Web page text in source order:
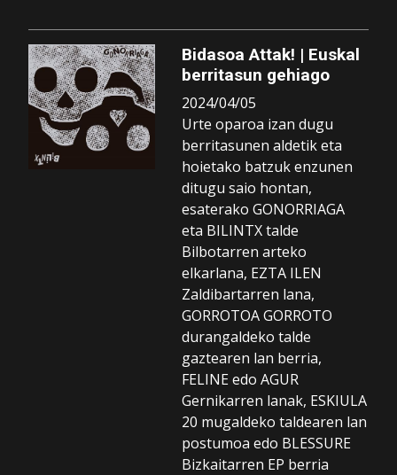
Bidasoa Attak! | Euskal
berritasun gehiago
2024/04/05
Urte oparoa izan dugu
berritasunen aldetik eta
hoietako batzuk enzunen
ditugu saio hontan,
esaterako GONORRIAGA
eta BILINTX talde
Bilbotarren arteko
elkarlana, EZTA ILEN
Zaldibartarren lana,
GORROTOA GORROTO
durangaldeko talde
gaztearen lan berria,
FELINE edo AGUR
Gernikarren lanak, ESKIULA
20 mugaldeko taldearen lan
postumoa edo BLESSURE
Bizkaitarren EP berria